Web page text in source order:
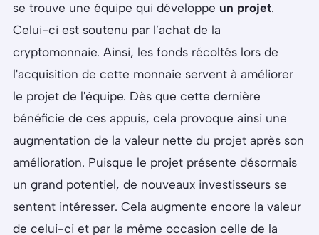
se trouve une équipe qui développe un projet.
Celui-ci est soutenu par l’achat de la
cryptomonnaie. Ainsi, les fonds récoltés lors de
l'acquisition de cette monnaie servent à améliorer
le projet de l'équipe. Dès que cette dernière
bénéficie de ces appuis, cela provoque ainsi une
augmentation de la valeur nette du projet après son
amélioration. Puisque le projet présente désormais
un grand potentiel, de nouveaux investisseurs se
sentent intéresser. Cela augmente encore la valeur
de celui-ci et par la même occasion celle de la